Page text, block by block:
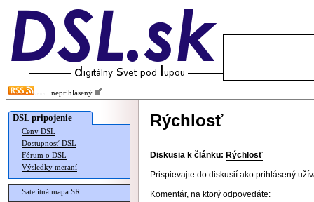
neprihlásený
DSL pripojenie
Ceny DSL
Dostupnosť DSL
Fórum o DSL
Výsledky meraní
Satelitná mapa SR
Rýchlosť
Diskusia k článku: Rýchlosť
Prispievajte do diskusií ako prihlásený
Komentár, na ktorý odpovedáte: